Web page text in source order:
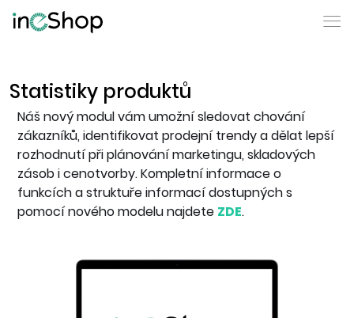
Statistiky produktů
Náš nový modul vám umožní sledovat chování
zákazníků, identifikovat prodejní trendy a dělat lepší
rozhodnutí při plánování marketingu, skladových
zásob i cenotvorby. Kompletní informace o
funkcích a struktuře informací dostupných s
pomocí nového modelu najdete ZDE.